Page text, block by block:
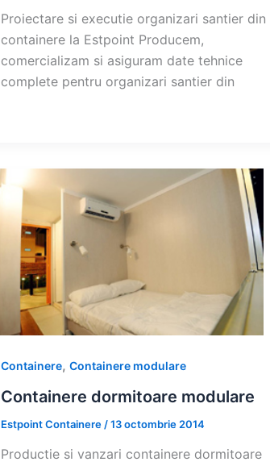
Proiectare si executie organizari santier din
containere la Estpoint Producem,
comercializam si asiguram date tehnice
complete pentru organizari santier din
Containere, Containere modulare
Containere dormitoare modulare
Estpoint Containere /13 octombrie 2014
Productie si vanzari containere dormitoare